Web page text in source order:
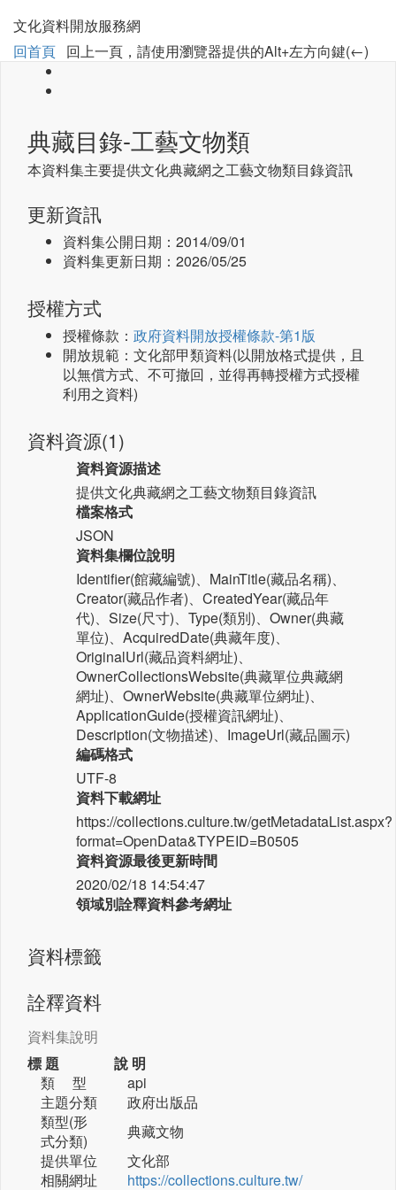
文化資料開放服務網
回首頁 回上一頁，請使用瀏覽器提供的Alt+左方向鍵(←)
典藏目錄-工藝文物類
本資料集主要提供文化典藏網之工藝文物類目錄資訊
更新資訊
資料集公開日期： 2014/09/01
資料集更新日期： 2026/05/25
授權方式
授權條款： 政府資料開放授權條款-第1版
開放規範：文化部甲類資料(以開放格式提供，且
以無償方式、不可撤回，並得再轉授權方式授權
利用之資料)
資料資源(1)
資料資源描述
提供文化典藏網之工藝文物類目錄資訊
檔案格式
JSON
資料集欄位說明
Identifier(館藏編號)、MainTitle(藏品名稱)、
Creator(藏品作者)、CreatedYear(藏品年
代)、Size(尺寸)、Type(類別)、Owner(典藏
單位)、AcquiredDate(典藏年度)、
OriginalUrl(藏品資料網址)、
OwnerCollectionsWebsite(典藏單位典藏網
網址)、OwnerWebsite(典藏單位網址)、
ApplicationGuide(授權資訊網址)、
Description(文物描述)、ImageUrl(藏品圖示)
編碼格式
UTF-8
資料下載網址
https://collections.culture.tw/getMetadataList.aspx?
format=OpenData&TYPEID=B0505
資料資源最後更新時間
2020/02/18 14:54:47
領域別詮釋資料參考網址
資料標籤
詮釋資料
資料集說明
標 題
說 明
類 型
api
主題分類
政府出版品
類型(形
式分類)
典藏文物
提供單位
文化部
相關網址
https://collections.culture.tw/